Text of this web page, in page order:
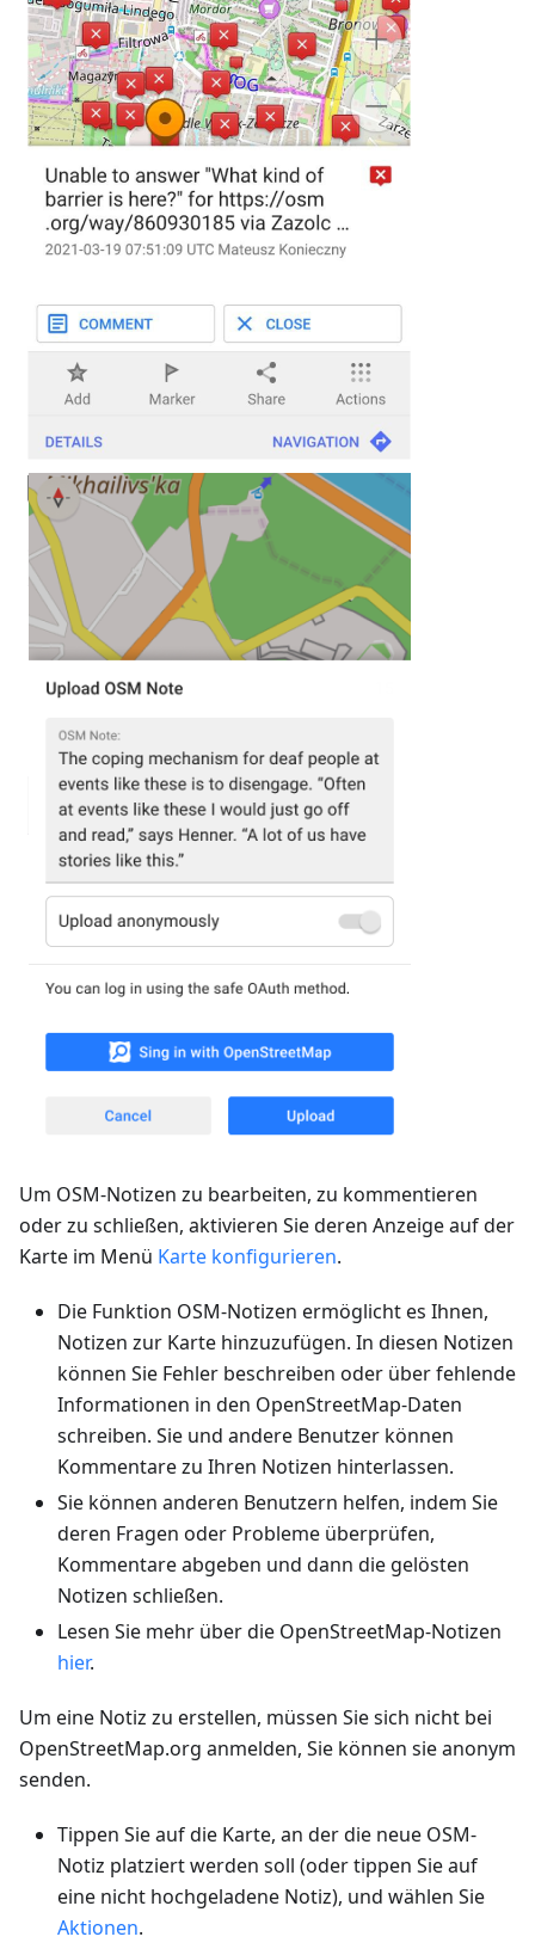
Um OSM-Notizen zu bearbeiten, zu kommentieren
oder zu schließen, aktivieren Sie deren Anzeige auf der
Karte im Menü Karte konfigurieren.
Die Funktion OSM-Notizen ermöglicht es Ihnen,
Notizen zur Karte hinzuzufügen. In diesen Notizen
können Sie Fehler beschreiben oder über fehlende
Informationen in den OpenStreetMap-Daten
schreiben. Sie und andere Benutzer können
Kommentare zu Ihren Notizen hinterlassen.
Sie können anderen Benutzern helfen, indem Sie
deren Fragen oder Probleme überprüfen,
Kommentare abgeben und dann die gelösten
Notizen schließen.
Lesen Sie mehr über die OpenStreetMap-Notizen
hier.
Um eine Notiz zu erstellen, müssen Sie sich nicht bei
OpenStreetMap.org anmelden, Sie können sie anonym
senden.
Tippen Sie auf die Karte, an der die neue OSM-
Notiz platziert werden soll (oder tippen Sie auf
eine nicht hochgeladene Notiz), und wählen Sie
Aktionen.